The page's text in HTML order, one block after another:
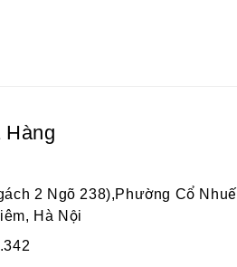
2 Ngõ 238),Phường Cổ Nhuế
Hà Nội